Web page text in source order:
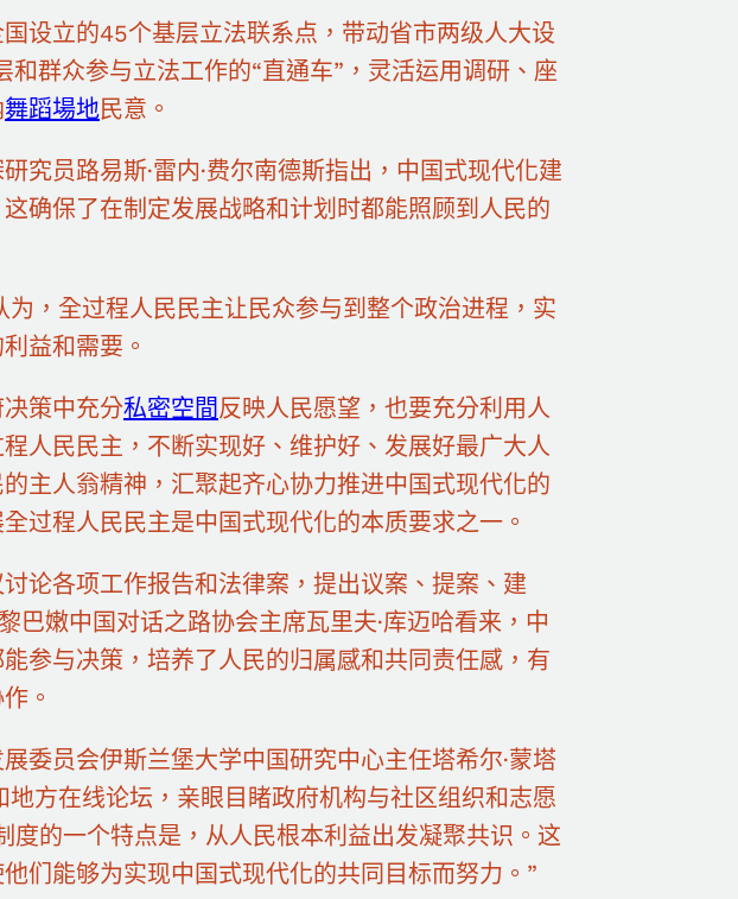
设立的45个基层立法联系点，带动省市两级人大设
群众参与立法工作的“直通车”，灵活运用调研、座
舞蹈場地民意。
究员路易斯·雷内·费尔南德斯指出，中国式现代化建
确保了在制定发展战略和计划时都能照顾到人民的
为，全过程人民民主让民众参与到整个政治进程，实
益和需要。
决策中充分私密空間 反映人民愿望，也要充分利用人
人民民主，不断实现好、维护好、发展好最广大人
主人翁精神，汇聚起齐心协力推进中国式现代化的
过程人民民主是中国式现代化的本质要求之一。
论各项工作报告和法律案，提出议案、提案、建
嫩中国对话之路协会主席瓦里夫·库迈哈看来，中
参与决策，培养了人民的归属感和共同责任感，有
。
委员会伊斯兰堡大学中国研究中心主任塔希尔·蒙塔
地方在线论坛，亲眼目睹政府机构与社区组织和志愿
度的一个特点是，从人民根本利益出发凝聚共识。这
们能够为实现中国式现代化的共同目标而努力。”